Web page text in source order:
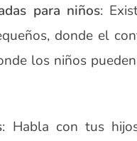
para niños:
donde el
los niños
: Habla con tus